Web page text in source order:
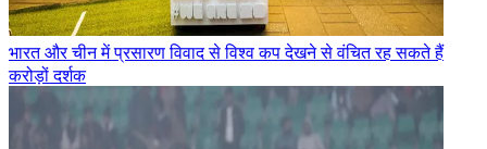
भारत और चीन में प्रसारण विवाद से विश्व कप देखने से वंचित रह सकते हैं
करोड़ों दर्शक